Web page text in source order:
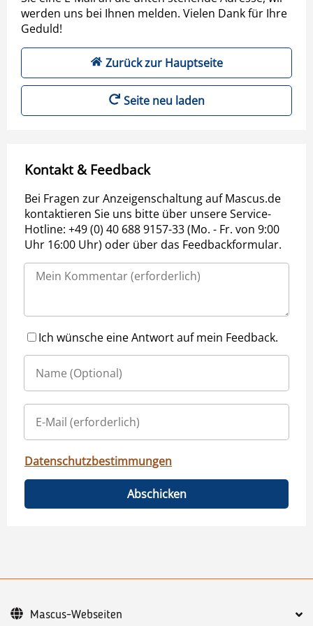
werden uns bei Ihnen melden. Vielen Dank für Ihre
Geduld!
Zurück zur Hauptseite
Seite neu laden
Kontakt & Feedback
Bei Fragen zur Anzeigenschaltung auf Mascus.de
kontaktieren Sie uns bitte über unsere Service-
Hotline: +49 (0) 40 688 9157-33 (Mo. - Fr. von 9:00
Uhr 16:00 Uhr) oder über das Feedbackformular.
Ich wünsche eine Antwort auf mein Feedback.
Datenschutzbestimmungen
Abschicken
Mascus-Webseiten